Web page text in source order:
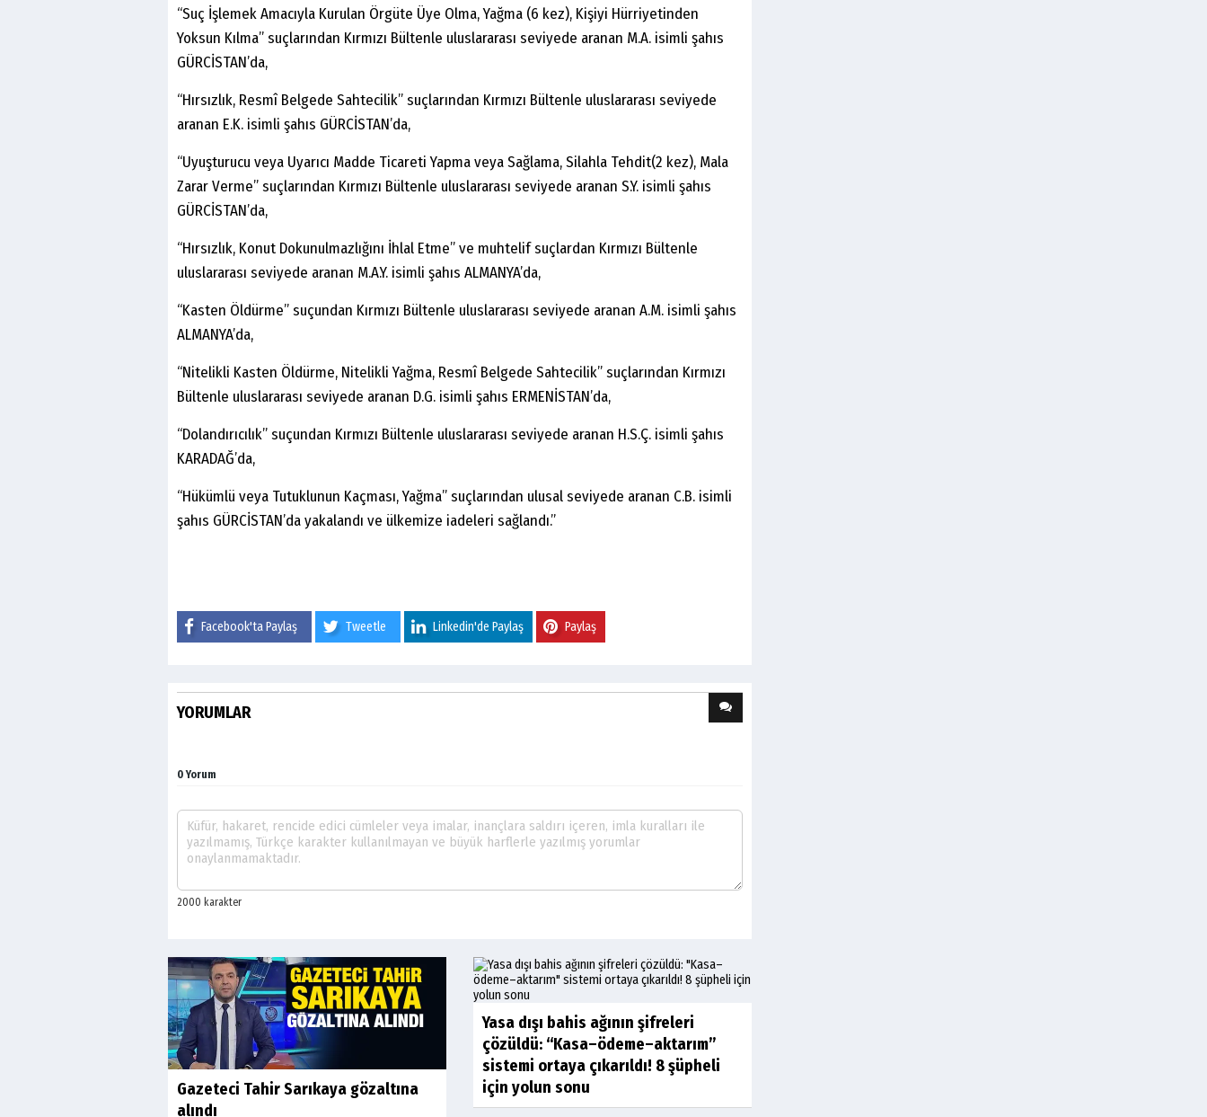
“Suç İşlemek Amacıyla Kurulan Örgüte Üye Olma, Yağma (6 kez), Kişiyi Hürriyetinden
Yoksun Kılma” suçlarından Kırmızı Bültenle uluslararası seviyede aranan M.A. isimli şahıs
GÜRCİSTAN’da,
“Hırsızlık, Resmî Belgede Sahtecilik” suçlarından Kırmızı Bültenle uluslararası seviyede
aranan E.K. isimli şahıs GÜRCİSTAN’da,
“Uyuşturucu veya Uyarıcı Madde Ticareti Yapma veya Sağlama, Silahla Tehdit(2 kez), Mala
Zarar Verme” suçlarından Kırmızı Bültenle uluslararası seviyede aranan S.Y. isimli şahıs
GÜRCİSTAN’da,
“Hırsızlık, Konut Dokunulmazlığını İhlal Etme” ve muhtelif suçlardan Kırmızı Bültenle
uluslararası seviyede aranan M.A.Y. isimli şahıs ALMANYA’da,
“Kasten Öldürme” suçundan Kırmızı Bültenle uluslararası seviyede aranan A.M. isimli şahıs
ALMANYA’da,
“Nitelikli Kasten Öldürme, Nitelikli Yağma, Resmî Belgede Sahtecilik” suçlarından Kırmızı
Bültenle uluslararası seviyede aranan D.G. isimli şahıs ERMENİSTAN’da,
“Dolandırıcılık” suçundan Kırmızı Bültenle uluslararası seviyede aranan H.S.Ç. isimli şahıs
KARADAĞ’da,
“Hükümlü veya Tutuklunun Kaçması, Yağma” suçlarından ulusal seviyede aranan C.B. isimli
şahıs GÜRCİSTAN’da yakalandı ve ülkemize iadeleri sağlandı.”
Facebook'ta Paylaş Tweetle Linkedin'de Paylaş Paylaş
YORUMLAR
0 Yorum
Gazeteci Tahir Sarıkaya gözaltına
alındı
Yasa dışı bahis ağının şifreleri
çözüldü: “Kasa–ödeme–aktarım”
sistemi ortaya çıkarıldı! 8 şüpheli
için yolun sonu